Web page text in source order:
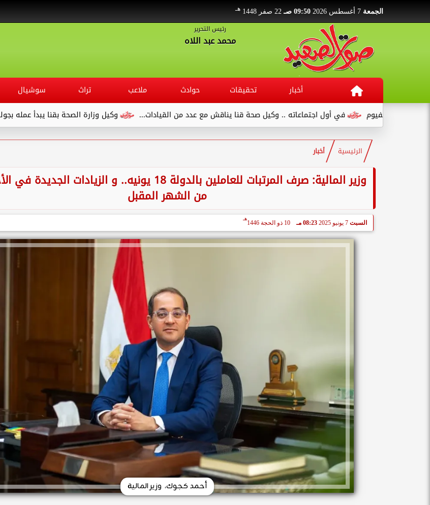
الجمعة 09:50 صـ 22 صفر 1448 هـ
رئيس التحرير
محمد عبد اللاه
أخبار تحقيقات حوادث ملاعب تراث سوشيال
وكيل وزارة الصحة بقنا يبدأ عمله بجولة في أول اجتماعاته .. وكيل صحة قنا يناقش مع عدد من القيادات...
الرئيسية أخبار
وزير المالية: صرف المرتبات للعاملين بالدولة 18 يونيه.. و الزيادات
من الشهر المقبل
السبت 7 يونيو 2025 08:23 مـ 10 ذو الحجة 1446
هـ
أحمد كجوك، وزير المالية